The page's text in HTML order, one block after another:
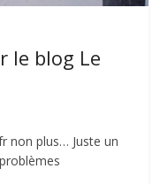
le blog Le
non plus… Juste un